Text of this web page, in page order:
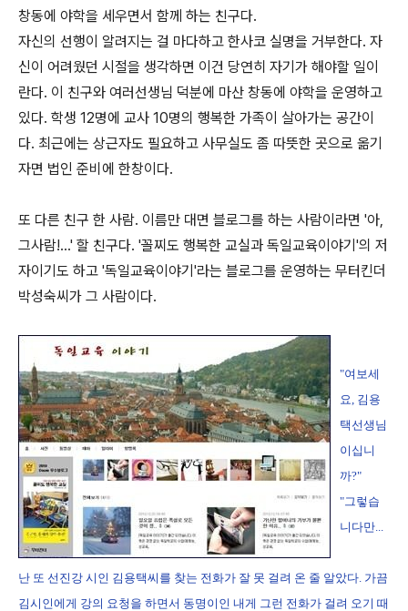
창동에 야학을 세우면서 함께 하는 친구다.
자신의 선행이 알려지는 걸 마다하고 한사코 실명을 거부한다. 자
신이 어려웠던 시절을 생각하면 이건 당연히 자기가 해야할 일이
란다. 이 친구와 여러선생님 덕분에 마산 창동에 야학을 운영하고
있다. 학생 12명에 교사 10명의 행복한 가족이 살아가는 공간이
다. 최근에는 상근자도 필요하고 사무실도 좀 따뜻한 곳으로 옮기
자면 법인 준비에 한창이다.
또 다른 친구 한 사람. 이름만 대면 블로그를 하는 사람이라면 '아,
그사람!...' 할 친구다. '꼴찌도 행복한 교실과 독일교육이야기'의 저
자이기도 하고 '독일교육이야기'라는 블로그를 운영하는 무터킨더
박성숙씨가 그 사람이다.
"여보세
요, 김용
택선생님
이십니
까?"
"그렇습
니다만...
난 또 선진강 시인 김용택씨를 찾는 전화가 잘 못 걸려 온 줄 알았다. 가끔
김시인에게 강의 요청을 하면서 동명이인 내게 그런 전화가 걸려 오기 때